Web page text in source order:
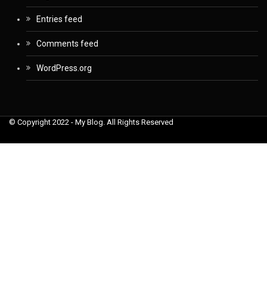
Entries feed
Comments feed
WordPress.org
© Copyright 2022 - My Blog. All Rights Reserved